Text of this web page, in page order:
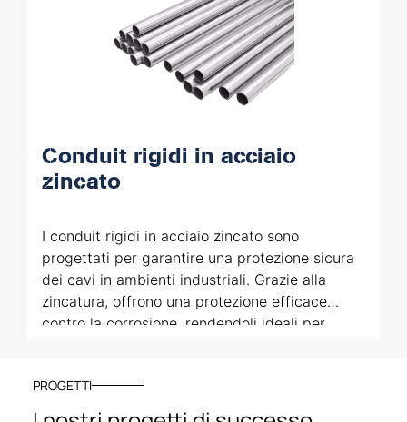
Conduit rigidi in acciaio
zincato
I conduit rigidi in acciaio zincato sono
progettati per garantire una protezione sicura
dei cavi in ambienti industriali. Grazie alla
zincatura, offrono una protezione efficace
contro la corrosione, rendendoli ideali per
utilizzati per la gestione dei cavi elettrici in
impianti ad alte prestazioni, dove è richiesta
PROGETTI